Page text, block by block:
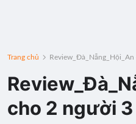
Trang chủ
cho 2 người